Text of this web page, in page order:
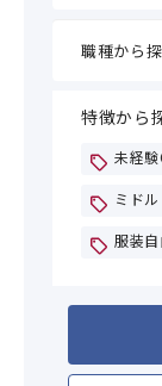
特徴から
未経験
ミド
服装